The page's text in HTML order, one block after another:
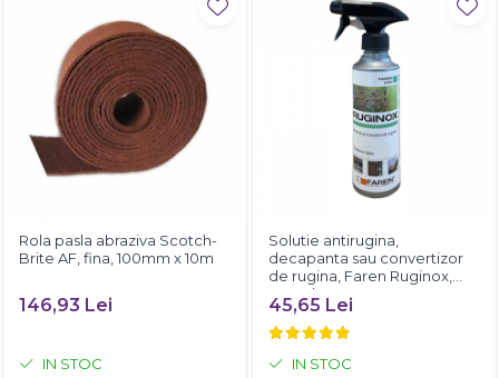
Rola pasla abraziva Scotch-
Brite AF, fina, 100mm x 10m
146,93 Lei
IN STOC
Solutie antirugina,
decapanta sau convertizor
de rugina, Faren Ruginox,
250 ml
45,65 Lei
IN STOC